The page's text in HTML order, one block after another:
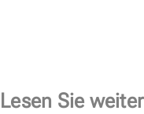
Lesen Sie